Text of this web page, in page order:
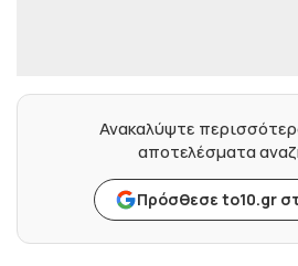
Ανακαλύψτε
αποτελέσματα
Πρόσθεσε to10.gr